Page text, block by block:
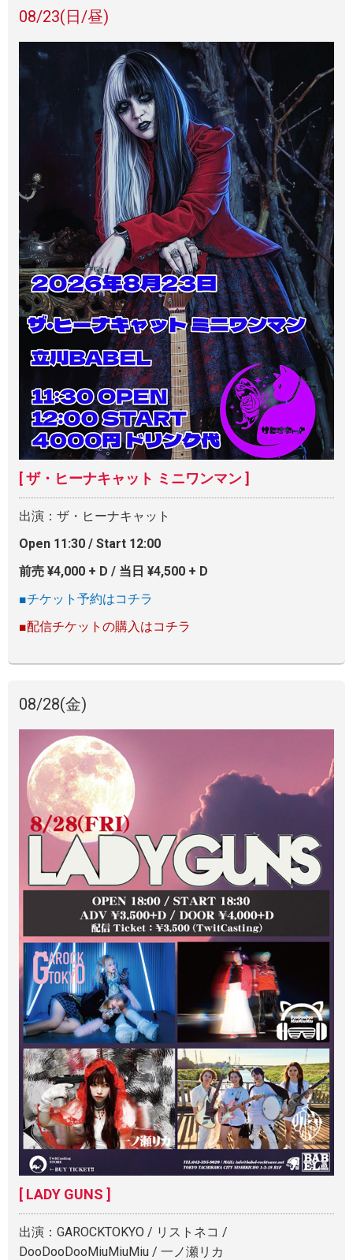
08/23(日/昼)
[ ザ・ヒーナキャット ミニワンマン ]
出演：ザ・ヒーナキャット
Open 11:30 / Start 12:00
前売 ¥4,000 + D / 当日 ¥4,500 + D
■チケット予約はコチラ
■配信チケットの購入はコチラ
08/28(金)
[ LADY GUNS ]
出演：GAROCKTOKYO / リストネコ /
DooDooDooMiuMiuMiu / 一ノ瀬リカ